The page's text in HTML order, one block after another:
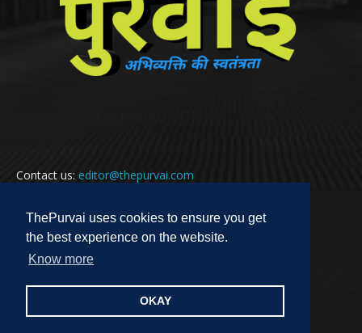
ThePurvai uses cookies to ensure you get
the best experience on the website.
Know more
OKAY
Contact us: editor@thepurvai.com
FOLLOW US